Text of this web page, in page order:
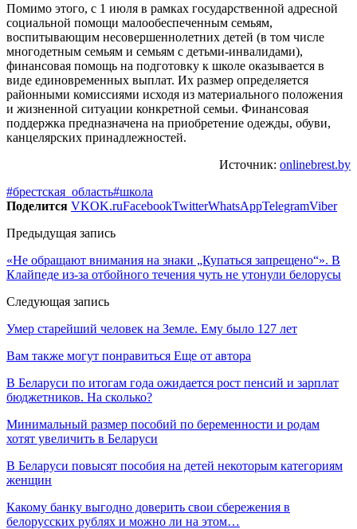
Помимо этого, с 1 июля в рамках государственной адресной
социальной помощи малообеспеченным семьям,
воспитывающим несовершеннолетних детей (в том числе
многодетным семьям и семьям с детьми-инвалидами),
финансовая помощь на подготовку к школе оказывается в
виде единовременных выплат. Их размер определяется
районными комиссиями исходя из материального положения
и жизненной ситуации конкретной семьи. Финансовая
поддержка предназначена на приобретение одежды, обуви,
канцелярских принадлежностей.
Источник: onlinebrest.by
#брестская_область#школа
Поделится VKOK.ruFacebookTwitterWhatsAppTelegramViber
Предыдущая запись
«Не обращают внимания на знаки „Купаться запрещено“». В
Клайпеде из-за отбойного течения чуть не утонули белорусы
Следующая запись
Умер старейший человек на Земле. Ему было 127 лет
Вам также могут понравиться Еще от автора
В Беларуси по итогам года ожидается рост пенсий и зарплат
бюджетников. На сколько?
Минимальный размер пособий по беременности и родам
хотят увеличить в Беларуси
В Беларуси повысят пособия на детей некоторым категориям
женщин
Какому банку выгодно доверить свои сбережения в
белорусских рублях и можно ли на этом…